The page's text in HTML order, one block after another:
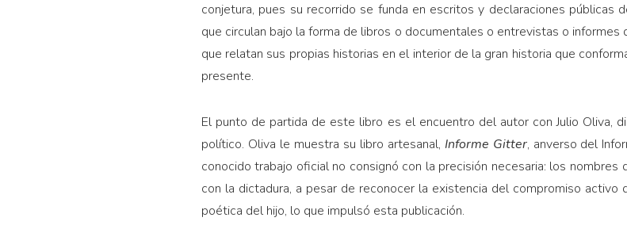
conjetura, pues su recorrido se funda en escritos y declaraciones públicas
que circulan bajo la forma de libros o documentales o entrevistas o
que relatan sus propias historias en el interior de la gran historia que
presente.
El punto de partida de este libro es el encuentro del autor con Julio Oliva,
político. Oliva le muestra su libro artesanal, Informe Gitter, anverso del
conocido trabajo oficial no consignó con la precisión necesaria: los
con la dictadura, a pesar de reconocer la existencia del compromiso
poética del hijo, lo que impulsó esta publicación.